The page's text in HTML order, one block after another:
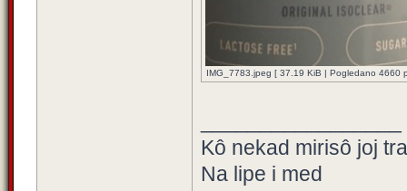
IMG_7783.jpeg [ 37.19 KiB | Pogledano 4660
Kô nekad mirisô joj
Na lipe i med